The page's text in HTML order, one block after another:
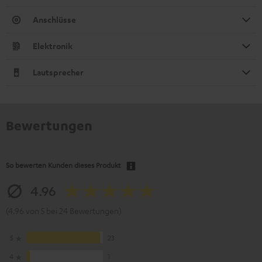
Anschlüsse
Elektronik
Lautsprecher
So bewerten Kunden dieses Produkt